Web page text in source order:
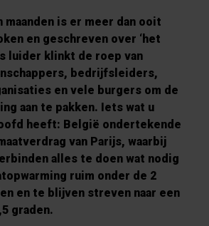
maanden is er meer dan ooit
en geschreven over ‘het
luider klinkt de roep van
bedrijfsleiders,
en vele burgers om de
aan te pakken. Iets wat u
heeft: België ondertekende
van Parijs, waarbij
alles te doen wat nodig
ruim onder de 2
en te blijven streven naar een
graden.